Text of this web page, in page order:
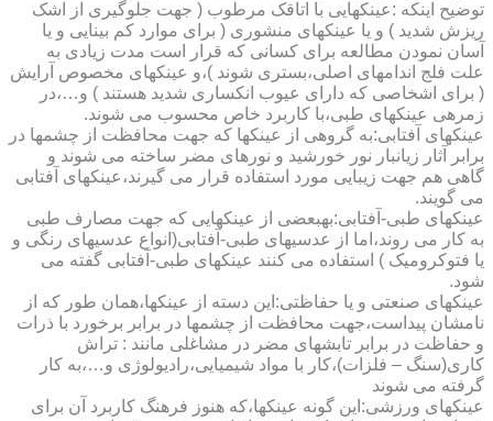
توضیح اینکه :عینکهایی با اتاقک مرطوب ( جهت جلوگیری از اشک
ریزش شدید ) و یا عینکهای منشوری ( برای موارد کم بینایی و یا
آسان نمودن مطالعه برای کسانی که قرار است مدت زیادی به
علت فلج اندامهای اصلی،بستری شوند )،و عینکهای مخصوص آرایش
( برای اشخاصی که دارای عیوب انکساری شدید هستند ) و…،در
زمره­ی عینکهای طبی،با کاربرد خاص محسوب می شوند.
عینکهای آفتابی:به گروهی از عینکها که جهت محافظت از چشمها در
برابر آثار زیانبار نور خورشید و نورهای مضر ساخته می شوند و
گاهی هم جهت زیبایی مورد استفاده قرار می گیرند،عینکهای آفتابی
می گویند.
عینکهای طبی-آفتابی:به­بعضی از عینکهایی که جهت مصارف طبی
به کار می روند،اما از عدسیهای طبی-آفتابی(انواع عدسیهای رنگی و
یا فتوکرومیک ) استفاده می کنند عینکهای طبی-آفتابی گفته می
شود.
عینکهای صنعتی و یا حفاظتی:این دسته از عینکها،همان طور که از
نامشان پیداست،جهت محافظت از چشمها در برابر برخورد با ذرات
و حفاظت در برابر تابشهای مضر در مشاغلی مانند : تراش
کاری(سنگ – فلزات)،کار با مواد شیمیایی،رادیولوژی و…،به کار
گرفته می شوند
عینکهای ورزشی:این گونه عینکها،که هنوز فرهنگ کاربرد آن برای